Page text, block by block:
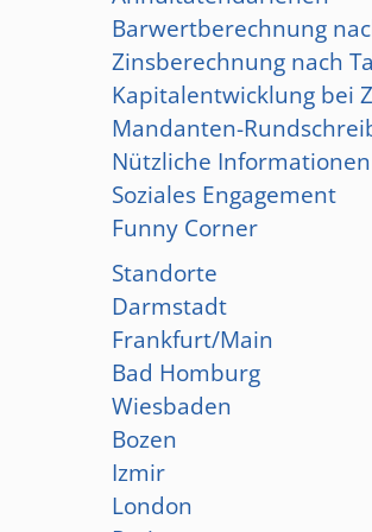
Barwertberechnung
Zinsberechnung nach
Kapitalentwicklung bei
Mandanten-
Nützliche Informationen
Soziales Engagement
Funny Corner
Standorte
Darmstadt
Frankfurt/Main
Bad Homburg
Wiesbaden
Bozen
Izmir
London